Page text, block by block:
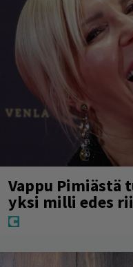
Vappu Pimiästä
yksi milli edes